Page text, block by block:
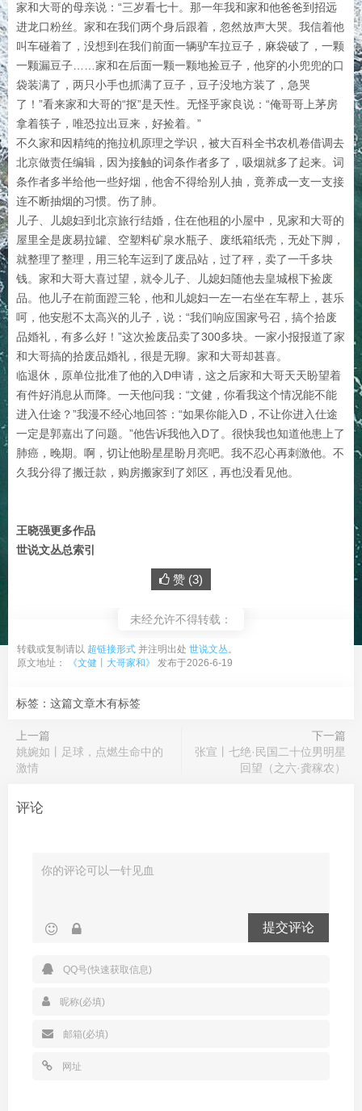
家和大哥的母亲说：“三岁看七十。那一年我和家和他爸爸到招远
进龙口粉丝。家和在我们两个身后跟着，忽然放声大哭。我信着他
叫车碰着了，没想到在我们前面一辆驴车拉豆子，麻袋破了，一颗
一颗漏豆子……家和在后面一颗一颗地捡豆子，他穿的小兜兜的口
袋装满了，两只小手也抓满了豆子，豆子没地方装了，急哭
了！”看来家和大哥的“抠”是天性。无怪乎家良说：“俺哥哥上茅房
拿着筷子，唯恐拉出豆来，好捡着。”
不久家和因精纯的拖拉机原理之学识，被大百科全书农机卷借调去
北京做责任编辑，因为接触的词条作者多了，吸烟就多了起来。词
条作者多半给他一些好烟，他舍不得给别人抽，竟养成一支一支接
连不断抽烟的习惯。伤了肺。
儿子、儿媳妇到北京旅行结婚，住在他租的小屋中，见家和大哥的
屋里全是废易拉罐、空塑料矿泉水瓶子、废纸箱纸壳，无处下脚，
就整理了整理，用三轮车运到了废品站，过了秤，卖了一千多块
钱。家和大哥大喜过望，就令儿子、儿媳妇随他去皇城根下捡废
品。他儿子在前面蹬三轮，他和儿媳妇一左一右坐在车帮上，甚乐
呵，他安慰不太高兴的儿子，说：“我们响应国家号召，搞个拾废
品婚礼，有多么好！”这次捡废品卖了300多块。一家小报报道了家
和大哥搞的拾废品婚礼，很是无聊。家和大哥却甚喜。
临退休，原单位批准了他的入D申请，这之后家和大哥天天盼望着
有件好消息从而降。一天他问我：“文健，你看我这个情况能不能
进入仕途？”我漫不经心地回答：“如果你能入D，不让你进入仕途
一定是郭嘉出了问题。”他告诉我他入D了。很快我也知道他患上了
肺癌，晚期。啊，切让他盼星星盼月亮吧。我不忍心再刺激他。不
久我分得了搬迁款，购房搬家到了郊区，再也没看见他。
王晓强更多作品
世说文丛总索引
赞 (3)
未经允许不得转载：
转载或复制请以 超链接形式 并注明出处 世说文丛。
原文地址：
《文健丨大哥家和》 发布于2026-6-19
标签：这篇文章木有标签
上一篇
姚婉如丨足球，点燃生命中的
激情
下一篇
张宣丨七绝·民国二十位男明星
回望（之六·龚稼农）
评论
提交评论